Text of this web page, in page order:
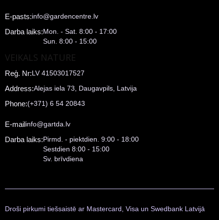
E-pasts:info@gardencentre.lv
Darba laiks:Mon. - Sat. 8:00 - 17:00
Sun. 8:00 - 15:00
VEIKALS NATURE
Reģ. Nr:LV 41503017527
Address:Alejas iela 73, Daugavpils, Latvija
Phone:(+371) 6 54 20843
E-mailinfo@gartda.lv
Darba laiks:Pirmd. - piektdien. 9:00 - 18:00
Sestdien 8:00 - 15:00
Sv. brīvdiena
Droši pirkumi tiešsaistē ar Mastercard, Visa un Swedbank Latvijā